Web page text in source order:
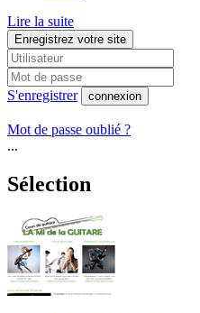
Lire la suite
Enregistrez votre site
S'enregistrer connexion
Mot de passe oublié ?
...
Sélection